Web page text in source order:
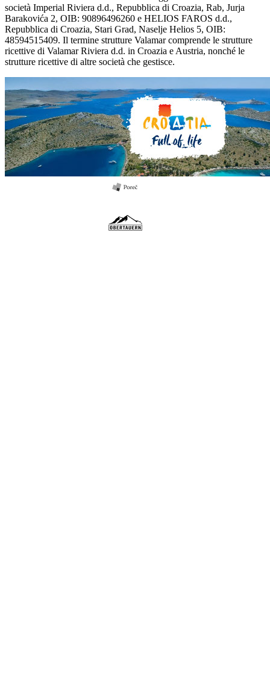
società Imperial Riviera d.d., Repubblica di Croazia, Rab, Jurja
Barakovića 2, OIB: 90896496260 e HELIOS FAROS d.d.,
Repubblica di Croazia, Stari Grad, Naselje Helios 5, OIB:
48594515409. Il termine strutture Valamar comprende le strutture
ricettive di Valamar Riviera d.d. in Croazia e Austria, nonché le
strutture ricettive di altre società che gestisce.